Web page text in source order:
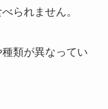
られません。
類が異なってい